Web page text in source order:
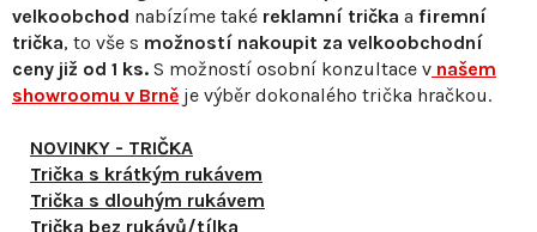
velkoobchod nabízíme také reklamní trička a firemní
trička, to vše s možností nakoupit za velkoobchodní
ceny již od 1 ks. S možností osobní konzultace v našem
showroomu v Brně je výběr dokonalého trička hračkou.
NOVINKY - TRIČKA
Trička s krátkým rukávem
Trička s dlouhým rukávem
Trička bez rukávů/tílka